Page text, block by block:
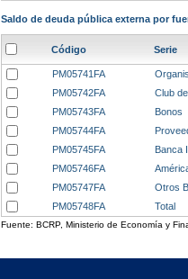
Saldo de deuda pública externa por
Código Serie
PM05741FA
PM05742FA
Club
PM05743FA
Bonos
PM05744FA
PM05745FA
Banca
PM05746FA
PM05747FA
Otros
PM05748FA
Total
Fuente: BCRP, Ministerio de Economía y